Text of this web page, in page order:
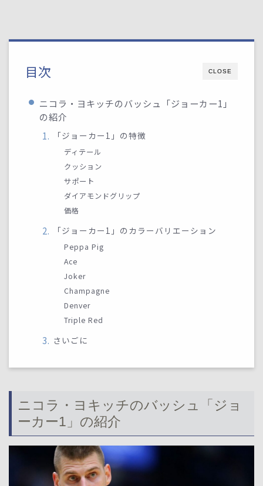
CLOSE
目次
ニコラ・ヨキッチのバッシュ「ジョーカー1」
の紹介
「ジョーカー1」の特徴
ディテール
クッション
サポート
ダイアモンドグリップ
価格
「ジョーカー1」のカラーバリエーション
Peppa Pig
Ace
Joker
Champagne
Denver
Triple Red
さいごに
ニコラ・ヨキッチのバッシュ「ジョ
ーカー1」の紹介